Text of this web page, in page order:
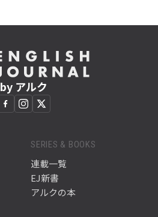
by アルク
SERIES & BOOKS
連載一覧
EJ新書
アルクの本